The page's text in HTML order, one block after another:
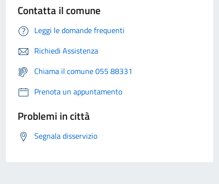
Contatta il comune
Leggi le domande frequenti
Richiedi Assistenza
Chiama il comune 055 88331
Prenota un appuntamento
Problemi in città
Segnala disservizio